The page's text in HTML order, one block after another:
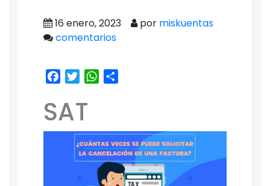
16 enero, 2023 por miskuentas
comentarios
Facebook
TwitterWhatsApp
SAT